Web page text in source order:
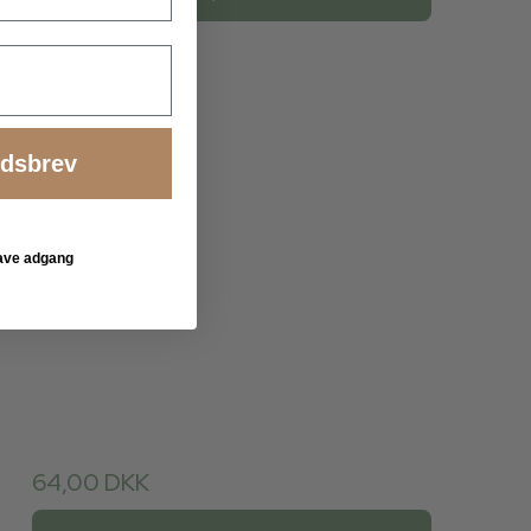
64,00 DKK
adgang